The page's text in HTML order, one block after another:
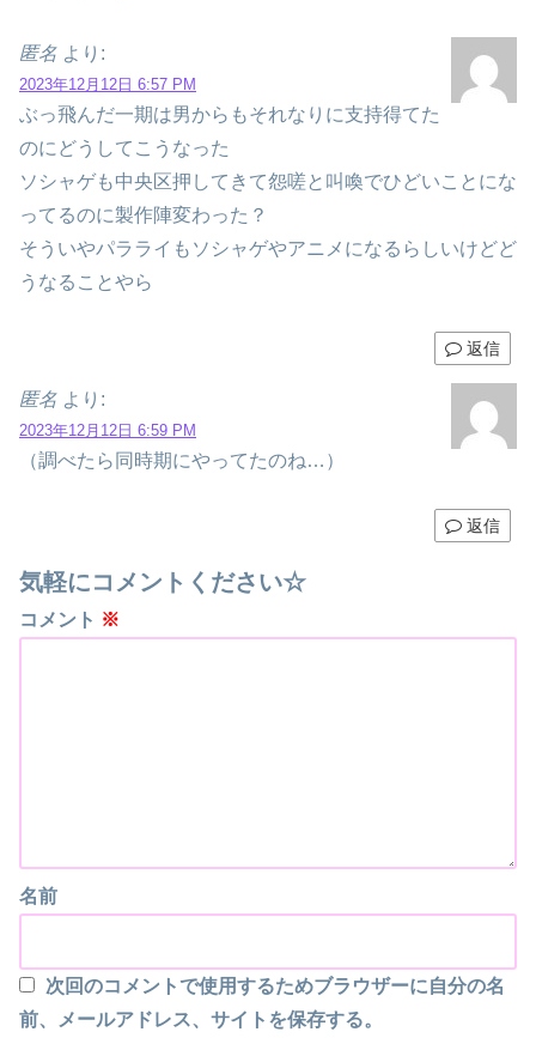
匿名 より:
2023年12月12日 6:57 PM
ぶっ飛んだ一期は男からもそれなりに支持得てた
のにどうしてこうなった
ソシャゲも中央区押してきて怨嗟と叫喚でひどいことにな
ってるのに製作陣変わった？
そういやパラライもソシャゲやアニメになるらしいけどど
うなることやら
返信
匿名 より:
2023年12月12日 6:59 PM
（調べたら同時期にやってたのね…）
返信
気軽にコメントください☆
コメント ※
名前
次回のコメントで使用するためブラウザーに自分の名
前、メールアドレス、サイトを保存する。